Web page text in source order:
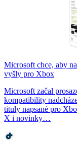
Microsoft chce, aby
vyšly pro Xbox
Microsoft začal
kompatibility
tituly napsané pro
X i novinky…